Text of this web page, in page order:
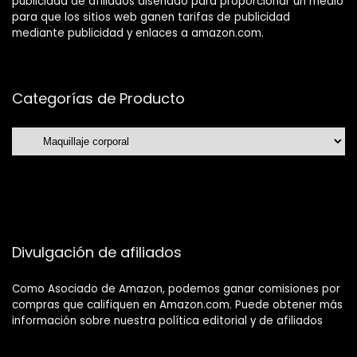
para que los sitios web ganen tarifas de publicidad
mediante publicidad y enlaces a amazon.com.
Categorías de Producto
Divulgación de afiliados
Como Asociado de Amazon, podemos ganar comisiones por
compras que califiquen en Amazon.com. Puede obtener más
información sobre nuestra política editorial y de afiliados